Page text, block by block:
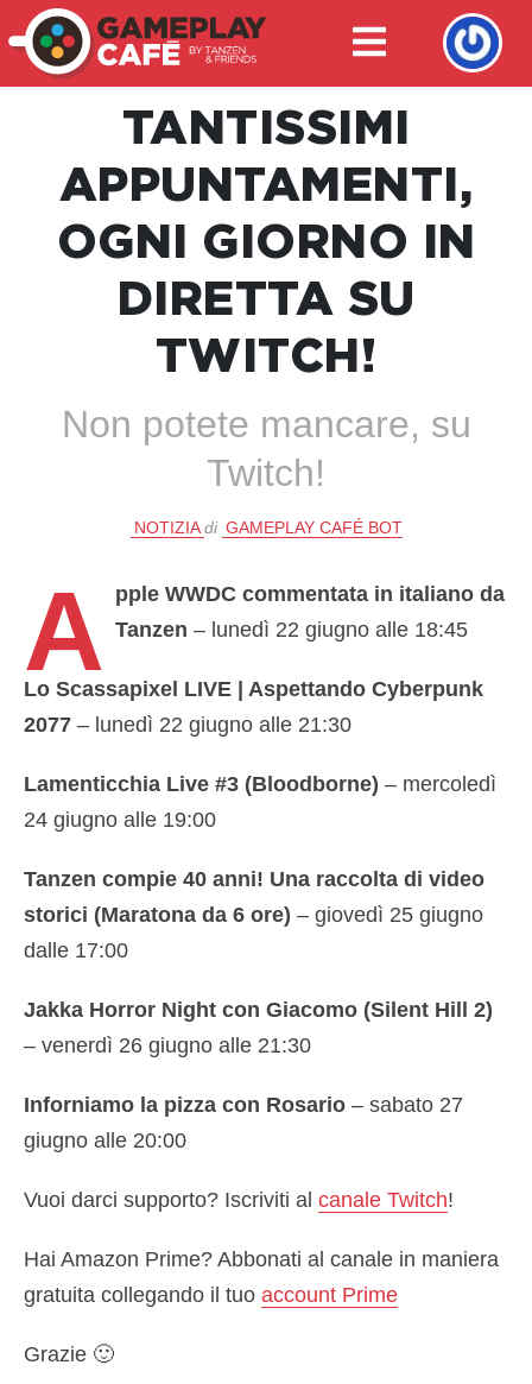
TANTISSIMI
APPUNTAMENTI,
OGNI GIORNO IN
DIRETTA SU
TWITCH!
Non potete mancare, su
Twitch!
NOTIZIA di GAMEPLAY CAFÉ BOT
A
pple WWDC commentata in italiano da
Tanzen – lunedì 22 giugno alle 18:45
Lo Scassapixel LIVE | Aspettando Cyberpunk
2077 – lunedì 22 giugno alle 21:30
Lamenticchia Live #3 (Bloodborne) – mercoledì
24 giugno alle 19:00
Tanzen compie 40 anni! Una raccolta di video
storici (Maratona da 6 ore) – giovedì 25 giugno
dalle 17:00
Jakka Horror Night con Giacomo (Silent Hill 2)
– venerdì 26 giugno alle 21:30
Inforniamo la pizza con Rosario – sabato 27
giugno alle 20:00
Vuoi darci supporto? Iscriviti al canale Twitch!
Hai Amazon Prime? Abbonati al canale in maniera
gratuita collegando il tuo account Prime
Grazie 🙂